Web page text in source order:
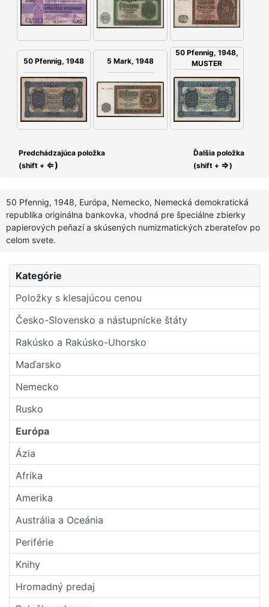
Kategórie
Položky s klesajúcou cenou
Česko-Slovensko a nástupní­cke štáty
Rakúsko a Rakúsko-Uhorsko
Maďarsko
Nemecko
Rusko
Európa
Ázia
Afrika
Amerika
Austrália a Oceánia
Periférie
Knihy
Hromadný predaj
50 Pfennig, 1948 5 Mark, 1948
50 Pfennig, 1948,
MUSTER
Predchádzajúca položka
(shift + ⇐)
Ďalšia položka
(shift + ⇒)
50 Pfennig, 1948, Európa, Nemecko, Nemecká demokratická
republika originálna bankovka, vhodná pre špeciálne zbierky
papierových peňazí a skúsených numizmatických zberateľov po
celom svete.